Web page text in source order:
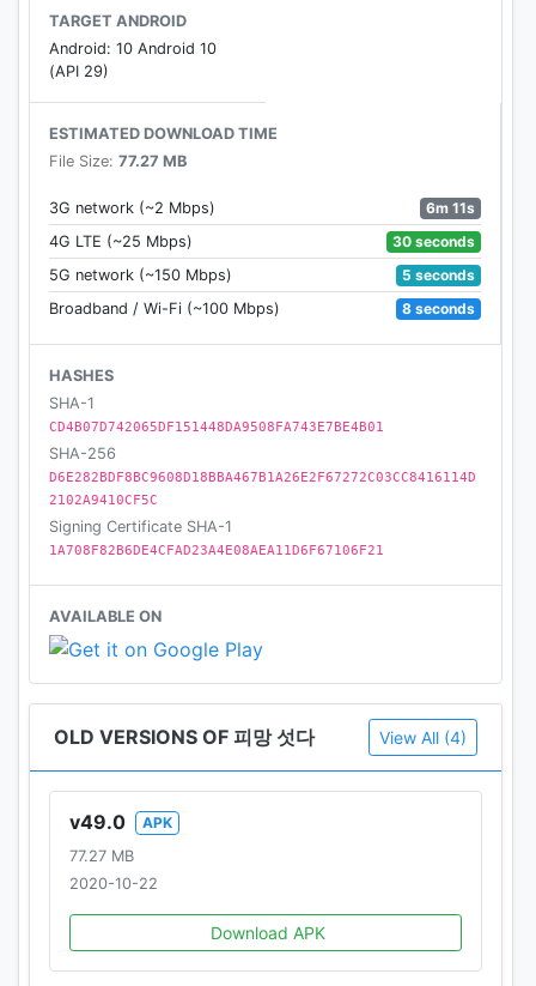
3. 임시계정(USER 숫자로 이루어진 계정)을 사용할 경
우에는 게임오류/기기 초기화/기기 변경 시 데이트를 복
구할 수 없습니다.
드립니다.
5. 구글 플레이 스토어에서 '피망 섯다' 앱의 다운로드
오류가 발생할 경우 아래의 가이드라인을 따라 주시기
바랍니다.
1) 핸드폰의 '설정' 어플리케이션으로 들어가, '애플리케
이션 관리자'를 선택한다.
2) '애플리케이션 관리자' 내의 'Google Play 스토어'를
선택하고, '캐시 삭제'를 누른다.
3) 'Google Play 스토어' 앱을 껐다 키고, 다운로드를 다
시 진행한다.
* 주의: 구글 성인인증시 공란없이 생년월일, 성별, 휴대
폰 번호 다 입력하셔야 정상적으로 진행이 가능합니다.
[필수권한]
한입니다.
- 휴대전화에 저장된 주소록을 기반으로 친구 초대 목록
을 불러오기 위한 권한이며, 이 외 다른 용도로는 사용하
2. 통화(휴대전화 상태)
임상태를 유지하기 위하여, 사용하시는 기기의 상태 값
을 확인하는 권한입니다.
3. 저장공간(사진,미디어,파일)
- 게임을 설치하거나 게임 데이터를 저장하고 읽어오기
위해 사용하는 권한 입니다.
TARGET ANDROID
Android: 10 Android 10
(API 29)
ESTIMATED DOWNLOAD TIME
File Size: 77.27 MB
3G network (~2 Mbps)
6m 11s
4G LTE (~25 Mbps)
30 seconds
5G network (~150 Mbps)
5 seconds
Broadband / Wi-Fi (~100 Mbps)
8 seconds
HASHES
SHA-1
CD4B07D742065DF151448DA9508FA743E7BE4B01
SHA-256
D6E282BDF8BC9608D18BBA467B1A26E2F67272C03CC8416114D
2102A9410CF5C
Signing Certificate SHA-1
1A708F82B6DE4CFAD23A4E08AEA11D6F67106F21
AVAILABLE ON
OLD VERSIONS OF 피망 섯다 View All (4)
v49.0
APK
77.27 MB
2020-10-22
Download APK